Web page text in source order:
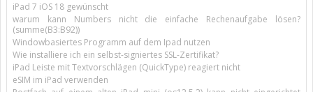
iPad 7 iOS 18 gewünscht
warum kann Numbers nicht die einfache Rechenaufgabe lösen?
(summe(B3:B92))
Windowbasiertes Programm auf dem Ipad nutzen
Wie installiere ich ein selbst-signiertes SSL-Zertifikat?
iPad Leiste mit Textvorschlägen (QuickType) reagiert nicht
eSIM im iPad verwenden